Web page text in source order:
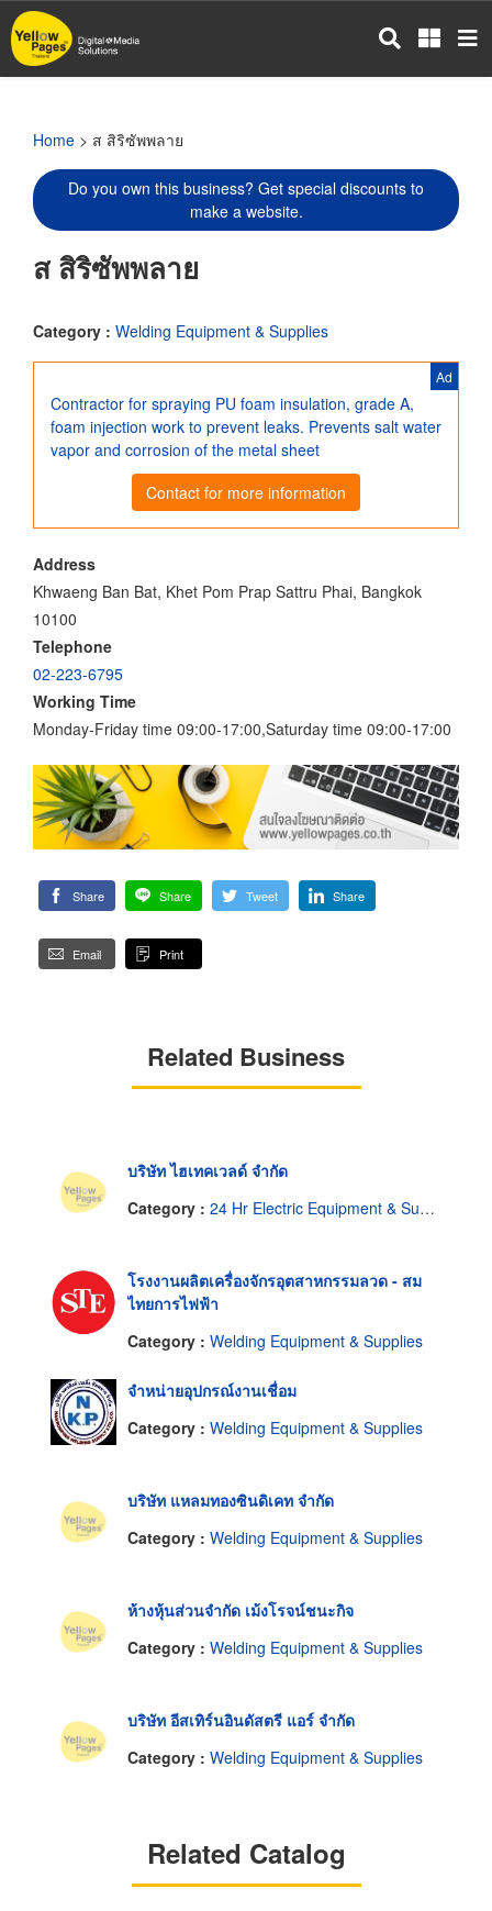
Skip
to
main
Home > ส สิริซัพพลาย
Do you own this business? Get special discounts to
make a website.
ส สิริซัพพลาย
Category : Welding Equipment & Supplies
Ad
Contractor for spraying PU foam insulation, grade A,
foam injection work to prevent leaks. Prevents salt water
vapor and corrosion of the metal sheet
Contact for more information
Address
Khwaeng Ban Bat, Khet Pom Prap Sattru Phai, Bangkok
10100
Telephone
02-223-6795
Working Time
Monday-Friday time 09:00-17:00,Saturday time 09:00-17:00
Share Share Tweet Share
Email Print
Related Business
บริษัท ไฮเทคเวลด์ จำกัด
Category : 24 Hr Electric Equipment & Supplies-Service & Repairing
โรงงานผลิตเครื่องจักรอุตสาหกรรมลวด - สม
ไทยการไฟฟ้า
Category : Welding Equipment & Supplies
จำหน่ายอุปกรณ์งานเชื่อม
Category : Welding Equipment & Supplies
บริษัท แหลมทองซินดิเคท จำกัด
Category : Welding Equipment & Supplies
ห้างหุ้นส่วนจำกัด เม้งโรจน์ชนะกิจ
Category : Welding Equipment & Supplies
บริษัท อีสเทิร์นอินดัสตรี แอร์ จำกัด
Category : Welding Equipment & Supplies
Related Catalog